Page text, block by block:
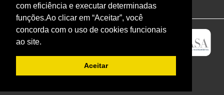
com eficiência e executar determinadas
funções.Ao clicar em “Aceitar”, você
concorda com o uso de cookies funcionais
ao site.
Aceitar